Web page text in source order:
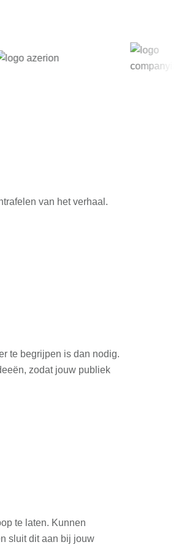
van het verhaal.
te begrijpen is dan nodig.
zodat jouw publiek
te laten. Kunnen
sluit dit aan bij jouw